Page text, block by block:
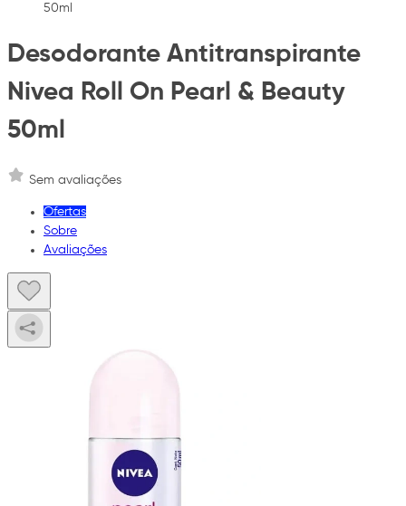
50ml
Desodorante Antitranspirante
Nivea Roll On Pearl & Beauty
50ml
Sem avaliações
Ofertas
Sobre
Avaliações